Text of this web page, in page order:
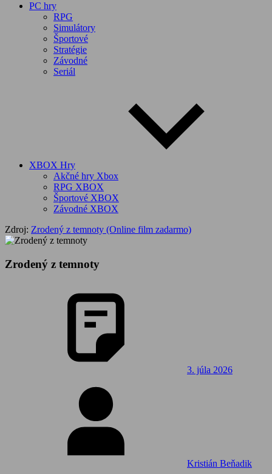
PC hry
RPG
Simulátory
Športové
Stratégie
Závodné
Seriál
XBOX Hry
Akčné hry Xbox
RPG XBOX
Športové XBOX
Závodné XBOX
Zdroj: Zrodený z temnoty (Online film zadarmo)
Zrodený z temnoty
3. júla 2026
Kristián Beňadik